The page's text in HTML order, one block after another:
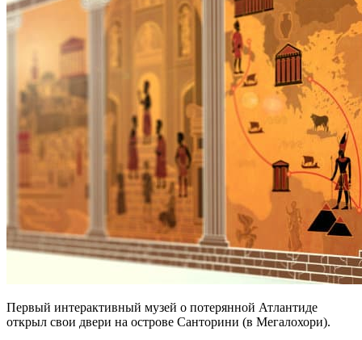
Первый интерактивный музей о потерянной Атлантиде
открыл свои двери на острове Санторини (в Мегалохори).